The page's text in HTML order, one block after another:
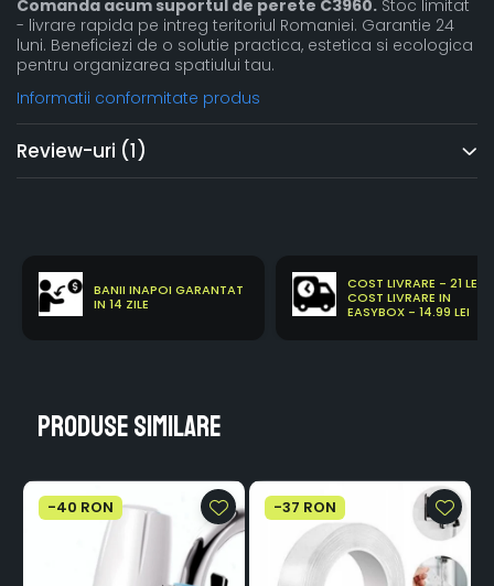
Comanda acum suportul de perete C3960. Stoc limitat
- livrare rapida pe intreg teritoriul Romaniei. Garantie 24
luni. Beneficiezi de o solutie practica, estetica si ecologica
pentru organizarea spatiului tau.
Informatii conformitate produs
Review-uri (1)
BANII INAPOI GARANTAT
IN 14 ZILE
COST LIVRARE - 21 LEI
COST LIVRARE IN
EASYBOX - 14.99 LEI
Produse similare
-40 RON -37 RON